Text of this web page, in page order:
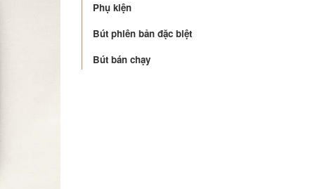
Phụ kiện
Bút phiên bản đặc biệt
Bút bán chạy